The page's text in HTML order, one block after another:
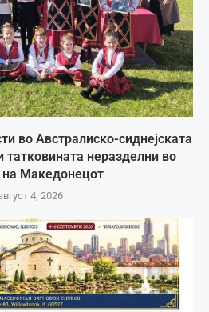
во Австралиско-сиднејската
татковината неразделни во
на Македонецот
4, 2026